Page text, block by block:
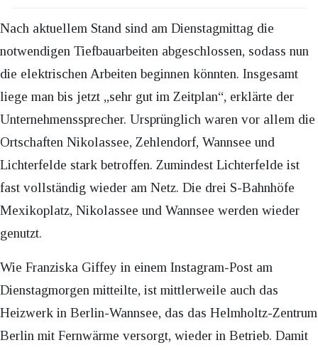
Nach aktuellem Stand sind am Dienstagmittag die
notwendigen Tiefbauarbeiten abgeschlossen, sodass nun
die elektrischen Arbeiten beginnen könnten. Insgesamt
liege man bis jetzt „sehr gut im Zeitplan“, erklärte der
Unternehmenssprecher. Ursprünglich waren vor allem die
Ortschaften Nikolassee, Zehlendorf, Wannsee und
Lichterfelde stark betroffen. Zumindest Lichterfelde ist
fast vollständig wieder am Netz. Die drei S-Bahnhöfe
Mexikoplatz, Nikolassee und Wannsee werden wieder
genutzt.
Wie Franziska Giffey in einem Instagram-Post am
Dienstagmorgen mitteilte, ist mittlerweile auch das
Heizwerk in Berlin-Wannsee, das das Helmholtz-Zentrum
Berlin mit Fernwärme versorgt, wieder in Betrieb. Damit